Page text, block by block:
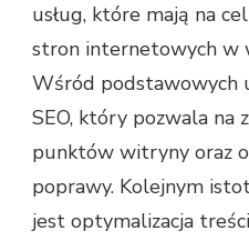
usług, które mają na
stron internetowych w
Wśród podstawowych
SEO, który pozwala na
punktów witryny oraz
poprawy. Kolejnym
jest optymalizacja